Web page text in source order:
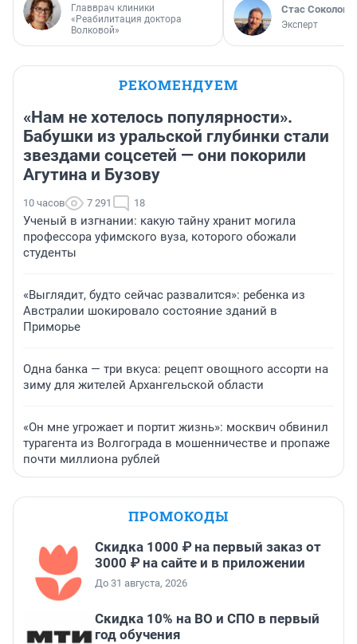
Главврач клиники
«Реабилитация доктора
Волковой»
Стас Соколов
Эксперт
РЕКОМЕНДУЕМ
«Нам не хотелось популярности».
Бабушки из уральской глубинки стали
звездами соцсетей — они покорили
Агутина и Бузову
10 часов 7 291 18
Ученый в изгнании: какую тайну хранит могила
профессора уфимского вуза, которого обожали
студенты
«Выглядит, будто сейчас развалится»: ребенка из
Австралии шокировало состояние зданий в
Приморье
Одна банка — три вкуса: рецепт овощного ассорти на
зиму для жителей Архангельской области
«Он мне угрожает и портит жизнь»: москвич обвинил
турагента из Волгограда в мошенничестве и пропаже
почти миллиона рублей
ПРОМОКОДЫ
Скидка 1000 ₽ на первый заказ от
3000 ₽ на сайте и в приложении
До 31 августа, 2026
Скидка 10% на ВО и СПО в первый
год обучения